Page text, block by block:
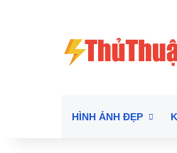
HÌNH ẢNH ĐẸP